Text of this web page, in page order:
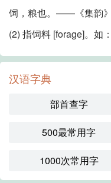
饲，粮也。——《集韵》
(2) 指饲料 [forage]。如
汉语字典
部首查字
500最常用字
1000次常用字